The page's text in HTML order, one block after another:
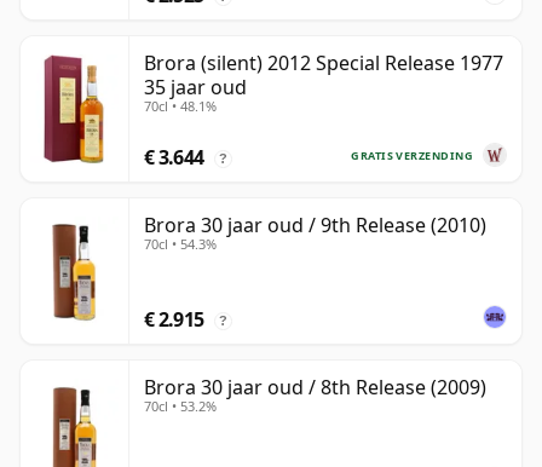
Brora (silent) 2012 Special Release 1977
35 jaar oud
70cl • 48.1%
GRATIS VERZENDING
€ 3.644 ?
Brora 30 jaar oud / 9th Release (2010)
70cl • 54.3%
€ 2.915 ?
Brora 30 jaar oud / 8th Release (2009)
70cl • 53.2%